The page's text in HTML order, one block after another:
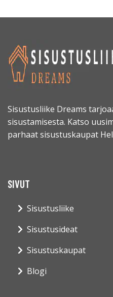
Sisustusliike Dreams
sisustamisesta. Katso
parhaat sisustuskaupat
SIVUT
Sisustusliike
Sisustusideat
Sisustuskaupat
Blogi